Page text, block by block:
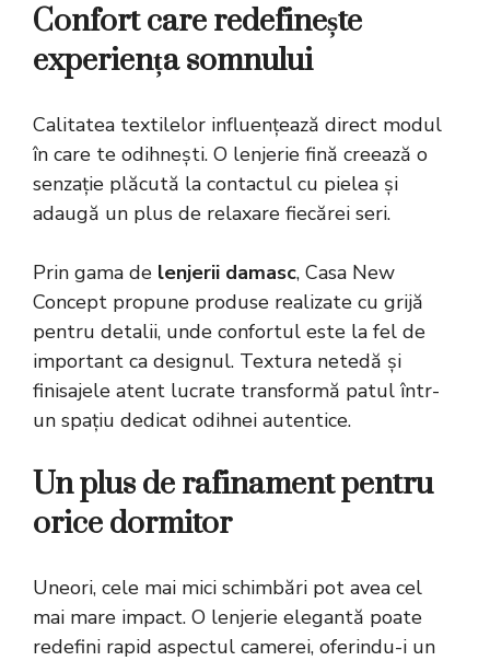
Confort care redefinește
experiența somnului
Calitatea textilelor influențează direct modul
în care te odihnești. O lenjerie fină creează o
senzație plăcută la contactul cu pielea și
adaugă un plus de relaxare fiecărei seri.
Prin gama de lenjerii damasc, Casa New
Concept propune produse realizate cu grijă
pentru detalii, unde confortul este la fel de
important ca designul. Textura netedă și
finisajele atent lucrate transformă patul într-
un spațiu dedicat odihnei autentice.
Un plus de rafinament pentru
orice dormitor
Uneori, cele mai mici schimbări pot avea cel
mai mare impact. O lenjerie elegantă poate
redefini rapid aspectul camerei, oferindu-i un